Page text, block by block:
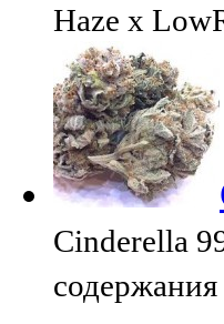
Haze x
Cinderella